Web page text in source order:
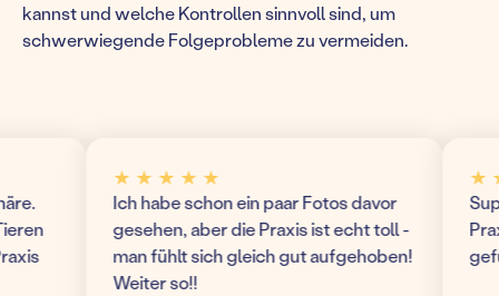
kannst und welche Kontrollen sinnvoll sind, um
schwerwiegende Folgeprobleme zu vermeiden.
★ ★ ★ ★ ★
Ich habe schon ein paar Fotos davor
gesehen, aber die Praxis ist echt toll -
man fühlt sich gleich gut aufgehoben!
Weiter so!!
★ ★